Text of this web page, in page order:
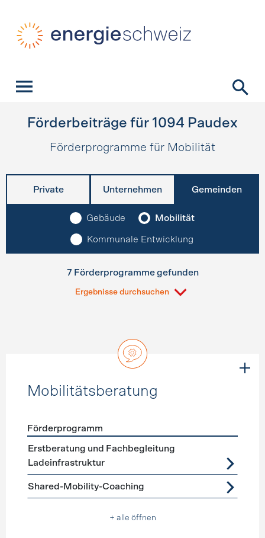
Förderbeiträge für 1094 Paudex
Förderprogramme für Mobilität
Private Unternehmen Gemeinden
Gebäude Mobilität
Kommunale Entwicklung
7 Förderprogramme gefunden
Ergebnisse durchsuchen
Mobilitätsberatung
Förderprogramme Mobilitätsberatung
Förderprogramm
Erstberatung und Fachbegleitung
Ladeinfrastruktur
Shared-Mobility-Coaching
+ alle öffnen